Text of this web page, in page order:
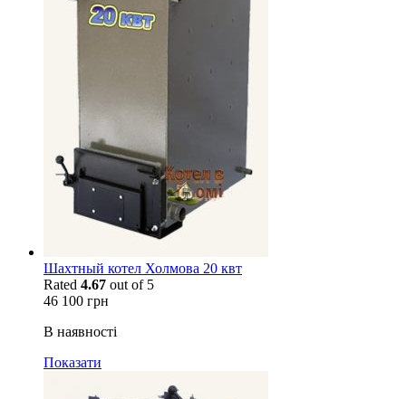
Шахтный котел Холмова 20 квт
Rated 4.67 out of 5
46 100 грн
В наявності
Показати